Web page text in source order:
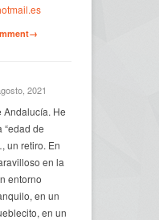
2021
Andalucía. He
“edad de
un retiro. En
en la
entorno
en un
en un